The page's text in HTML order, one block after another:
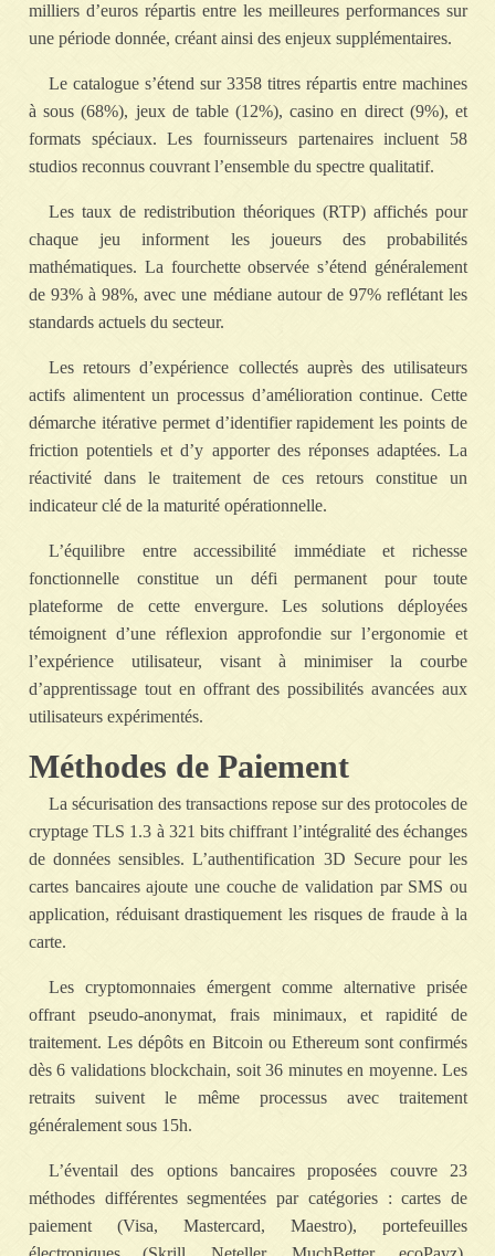
milliers d’euros répartis entre les meilleures performances sur
une période donnée, créant ainsi des enjeux supplémentaires.
Le catalogue s’étend sur 3358 titres répartis entre machines
à sous (68%), jeux de table (12%), casino en direct (9%), et
formats spéciaux. Les fournisseurs partenaires incluent 58
studios reconnus couvrant l’ensemble du spectre qualitatif.
Les taux de redistribution théoriques (RTP) affichés pour
chaque jeu informent les joueurs des probabilités
mathématiques. La fourchette observée s’étend généralement
de 93% à 98%, avec une médiane autour de 97% reflétant les
standards actuels du secteur.
Les retours d’expérience collectés auprès des utilisateurs
actifs alimentent un processus d’amélioration continue. Cette
démarche itérative permet d’identifier rapidement les points de
friction potentiels et d’y apporter des réponses adaptées. La
réactivité dans le traitement de ces retours constitue un
indicateur clé de la maturité opérationnelle.
L’équilibre entre accessibilité immédiate et richesse
fonctionnelle constitue un défi permanent pour toute
plateforme de cette envergure. Les solutions déployées
témoignent d’une réflexion approfondie sur l’ergonomie et
l’expérience utilisateur, visant à minimiser la courbe
d’apprentissage tout en offrant des possibilités avancées aux
utilisateurs expérimentés.
Méthodes de Paiement
La sécurisation des transactions repose sur des protocoles de
cryptage TLS 1.3 à 321 bits chiffrant l’intégralité des échanges
de données sensibles. L’authentification 3D Secure pour les
cartes bancaires ajoute une couche de validation par SMS ou
application, réduisant drastiquement les risques de fraude à la
carte.
Les cryptomonnaies émergent comme alternative prisée
offrant pseudo-anonymat, frais minimaux, et rapidité de
traitement. Les dépôts en Bitcoin ou Ethereum sont confirmés
dès 6 validations blockchain, soit 36 minutes en moyenne. Les
retraits suivent le même processus avec traitement
généralement sous 15h.
L’éventail des options bancaires proposées couvre 23
méthodes différentes segmentées par catégories : cartes de
paiement (Visa, Mastercard, Maestro), portefeuilles